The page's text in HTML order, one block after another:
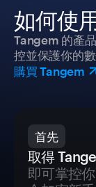
如何使
Tangem 的產
控並保護你的數
購買 Tangem
首先
取得
即可掌控